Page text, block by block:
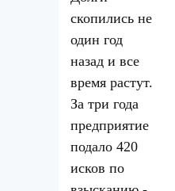
скопились не
один год
назад и все
время растут.
За три года
предприятие
подало 420
исков по